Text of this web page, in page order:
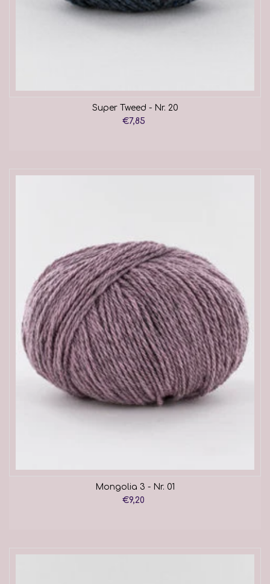
Super Tweed - Nr. 20
€7,85
Mongolia 3 - Nr. 01
€9,20